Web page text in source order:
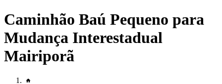
Caminhão Baú Pequeno para
Mudança Interestadual
Mairiporã